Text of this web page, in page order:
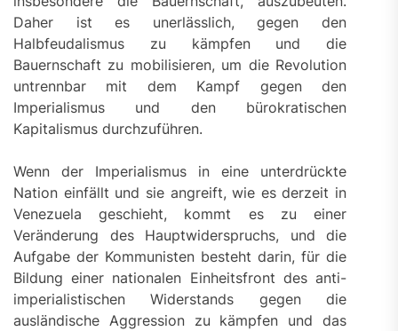
Daher ist es unerlässlich, gegen den
Halbfeudalismus zu kämpfen und die
Bauernschaft zu mobilisieren, um die Revolution
untrennbar mit dem Kampf gegen den
Imperialismus und den bürokratischen
Kapitalismus durchzuführen.
Wenn der Imperialismus in eine unterdrückte
Nation einfällt und sie angreift, wie es derzeit in
Venezuela geschieht, kommt es zu einer
Veränderung des Hauptwiderspruchs, und die
Aufgabe der Kommunisten besteht darin, für die
Bildung einer nationalen Einheitsfront des anti-
imperialistischen Widerstands gegen die
ausländische Aggression zu kämpfen und das